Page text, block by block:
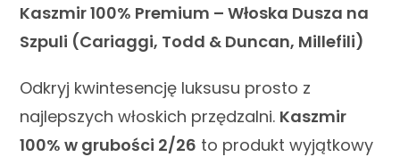
Kaszmir 100% Premium – Włoska Dusza na
Szpuli (Cariaggi, Todd & Duncan, Millefili)
Odkryj kwintesencję luksusu prosto z
najlepszych włoskich przędzalni. Kaszmir
100% w grubości 2/26 to produkt wyjątkowy